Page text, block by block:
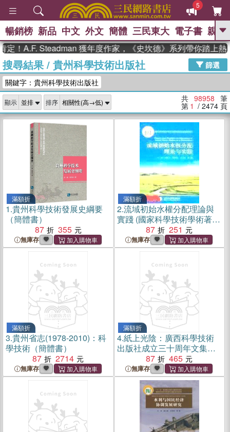
5
GO
熱搜： 東野圭吾 高希均教授回憶錄
、 The Odyssey 、 父親節 、 如果歷
獎 臺灣漫遊錄 、 方念華 、 台灣的李
登輝時代
數學女孩：黎曼猜想 、
偉大的迷走神經
暢銷榜 新品 中文 外文 簡體 三民東大 電子書 親子
Steadman 獲年度作家，《史坎德》系列帶你踏上熱血奇幻
搜尋結果/ 貴州科學技術出版社
篩選
關鍵字：貴州科學技術出版社
顯示 排序 共 98958 筆
第 1 / 2474 頁
滿額折
1.貴州科學技術發展史綱要
（簡體書）
87
355
無庫存
滿額折
2.流域初始水權分配理論與
實踐 (國家科學技術學術著作
出版基金資助項目)（簡體
書）
87 251
無庫存
滿額折
3.貴州省志(1978-2010)：科
學技術（簡體書）
87
2714
無庫存
滿額折
4.紙上光陰：廣西科學技術
出版社成立三十周年文集
（簡體書）
87 465
無庫存